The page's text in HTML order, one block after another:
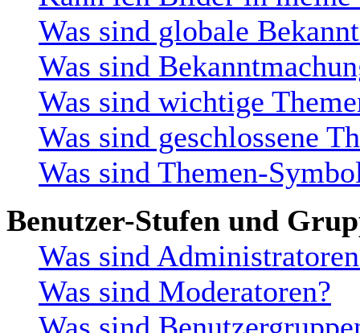
Was sind globale
Was sind
Was sind wichtige
Was sind geschlossene
Was sind Themen-
Benutzer-Stufen und
Was sind
Was sind Moderatoren?